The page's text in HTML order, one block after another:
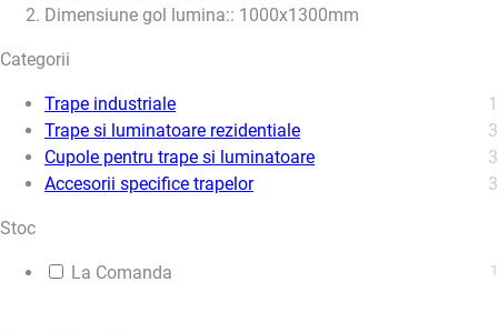
Dimensiune gol lumina:: 1000x1300mm
Categorii
Trape industriale
1
Trape si luminatoare rezidentiale
3
Cupole pentru trape si luminatoare
3
Accesorii specifice trapelor
3
Stoc
La Comanda 1